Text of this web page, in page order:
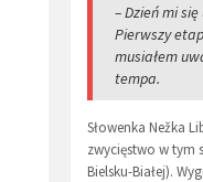
– Dzień mi
Pierwszy
musiałem
tempa.
Słowenka Nežka
zwycięstwo w tym
Bielsku-Białej).